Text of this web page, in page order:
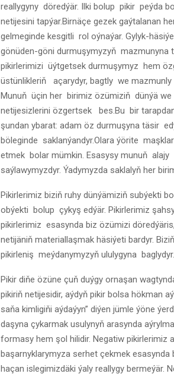
reallygyny döredýär. Ilki bolup pikir peýda
netijesini tapýar.Birnäçe gezek gaýtalanan
gelmeginde kesgitli rol oýnaýar. Gylyk-
gönüden-göni durmuşymyzyň
pikirlerimizi üýtgetsek durmuşymyz hem
üstünlikleriň açarydyr, bagtly we
Munuň üçin her birimiz özümiziň dünýä we
netijesizlerini özgertsek bes.Bu bir
şundan ybarat: adam öz durmuşyna täsir
böleginde saklanýandyr.Olara ýörite
etmek bolar mümkin. Esasysy munuň alajy
saýlawymyzdyr. Ýadymyzda saklalyň her
Pikirlerimiz biziň ruhy dünýämiziň subýekti
obýekti bolup çykyş edýär. Pikirlerimiz
pikirlerimiz esasynda biz özümizi
netijäniň materiallaşmak häsiýeti bardyr.
pikirleniş meýdanymyzyň ululygyna baglydyr.
Pikir diňe özüne çuň duýgy ornaşan
pikiriň netijesidir, aýdyň pikir bolsa hökman
saňa kimligiňi aýdaýyn” diýen jümle ýöne
daşyna çykarmak usulynyň arasynda
formasy hem şol hilidir. Negatiw pikirlerimiz
başarnyklarymyza serhet çekmek
haçan islegimizdäki ýaly reallygy bermeýär.